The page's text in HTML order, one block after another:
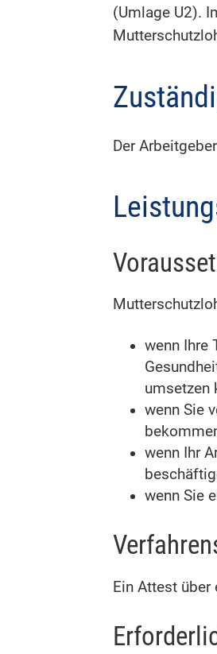
(Umlage U2).
Der
wenn Ihre
umsetzen
wenn Sie
wenn Ihr
wenn Sie
Ein Attest